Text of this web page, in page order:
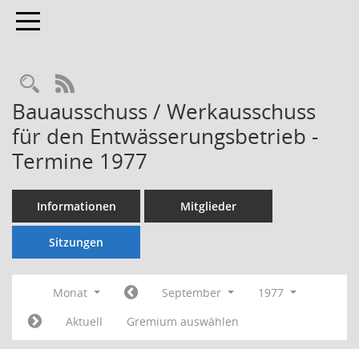
Toggle navigation
Rechercheauswahl
RSS-Feed
Bauausschuss / Werkausschuss
für den Entwässerungsbetrieb -
Termine 1977
Informationen Mitglieder
Sitzungen
Monat September
1977
Aktuell
Gremium auswählen